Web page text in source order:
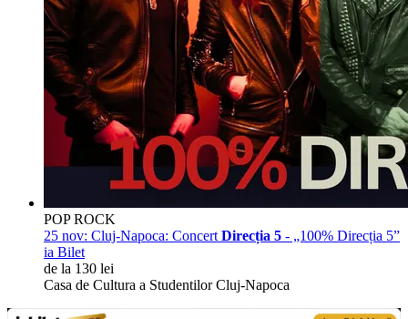
POP ROCK
25 nov: Cluj-Napoca: Concert Direcția 5 - „100% Direcția 5”
ia Bilet
de la 130 lei
Casa de Cultura a Studentilor Cluj-Napoca